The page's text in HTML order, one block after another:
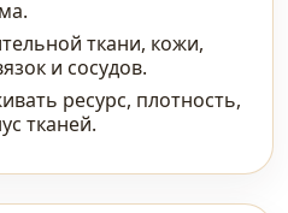
ткани, кожи,
и сосудов.
ресурс, плотность,
тканей.